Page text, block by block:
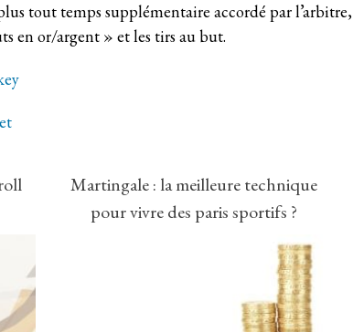
tout temps supplémentaire accordé par l’arbitre,
en or/argent » et les tirs au but.
Martingale : la meilleure technique
pour vivre des paris sportifs ?